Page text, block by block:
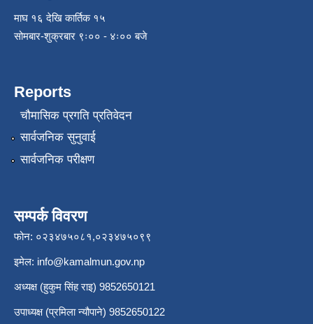
माघ १६ देखि कार्तिक १५
सोमबार-शुक्रबार ९ः०० - ४ः०० बजे
Reports
चौमासिक प्रगति प्रतिवेदन
सार्वजनिक सुनुवाई
सार्वजनिक परीक्षण
सम्पर्क विवरण
फोन: ०२३४७५०८१,०२३४७५०९९
इमेल: info@kamalmun.gov.np
अध्यक्ष (हुकुम सिंह राइ) 9852650121
उपाध्यक्ष (प्रमिला न्यौपाने) 9852650122